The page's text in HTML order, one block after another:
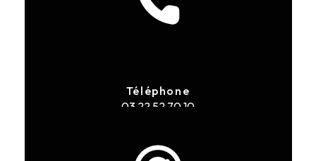
Téléphone
03 22 52 70 10